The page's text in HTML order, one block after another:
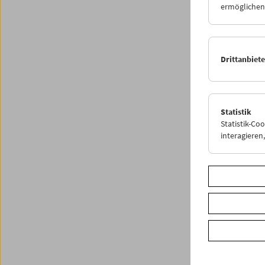
10. Juli
Statistik
Statistik-